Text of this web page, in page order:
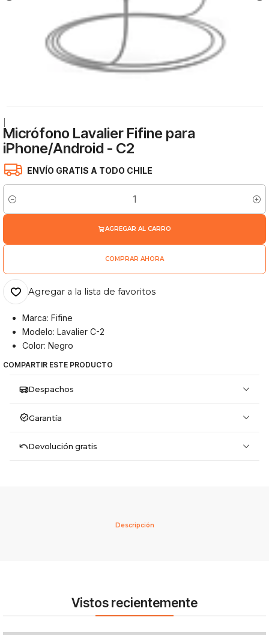
Micrófono Lavalier Fifine para
iPhone/Android - C2
ENVÍO GRATIS A TODO CHILE
Cantidad
AGREGAR AL CARRO
COMPRAR AHORA
Agregar a la lista de favoritos
Marca: Fifine
Modelo: Lavalier C-2
Color: Negro
COMPARTIR ESTE PRODUCTO
Despachos
Garantía
Devolución gratis
Descripción
Vistos recientemente